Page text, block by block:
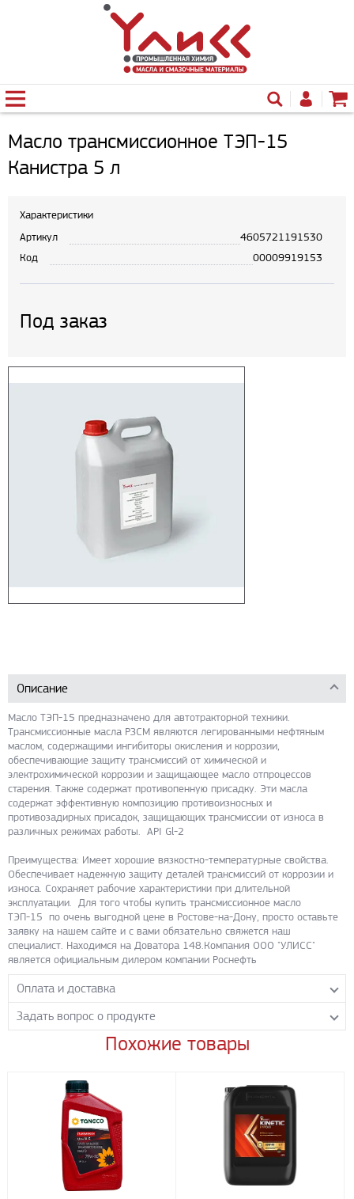
Масло трансмиссионное ТЭП-15
Канистра 5 л
Характеристики
Артикул
4605721191530
Код
00009919153
Под заказ
Описание
Масло ТЭП-15 предназначено для автотракторной техники.
Трансмиссионные масла РЗСМ являются легированными нефтяным
маслом, содержащими ингибиторы окисления и коррозии,
обеспечивающие защиту трансмиссий от химической и
электрохимической коррозии и защищающее масло отпроцессов
старения. Также содержат противопенную присадку. Эти масла
содержат эффективную композицию противоизносных и
противозадирных присадок, защищающих трансмиссии от износа в
различных режимах работы. API Gl-2
Преимущества: Имеет хорошие вязкостно-температурные свойства.
Обеспечивает надежную защиту деталей трансмиссий от коррозии и
износа. Сохраняет рабочие характеристики при длительной
эксплуатации. Для того чтобы купить трансмиссионное масло
ТЭП-15 по очень выгодной цене в Ростове-на-Дону, просто оставьте
заявку на нашем сайте и с вами обязательно свяжется наш
специалист. Находимся на Доватора 148.Компания ООО "УЛИСС"
является официальным дилером компании Роснефть
Оплата и доставка
Самовывоз с нашего склада
Понедельник-пятница с 8.00-17.00 без перерыва
Доставка собственным транспортом компании ООО «УЛИСС»
По согласованию с клиентом.
Регионы доставки:
Северо-Кавказский федеральный округ
Южный федеральный округ
Задать вопрос о продукте
Задайте нашим менеджерам вопрос о данном продукте.
Похожие товары